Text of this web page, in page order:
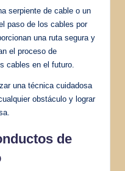
serpiente de cable o un
paso de los cables por
una ruta segura y
el proceso de
cables en el futuro.
una técnica cuidadosa
obstáculo y lograr
de